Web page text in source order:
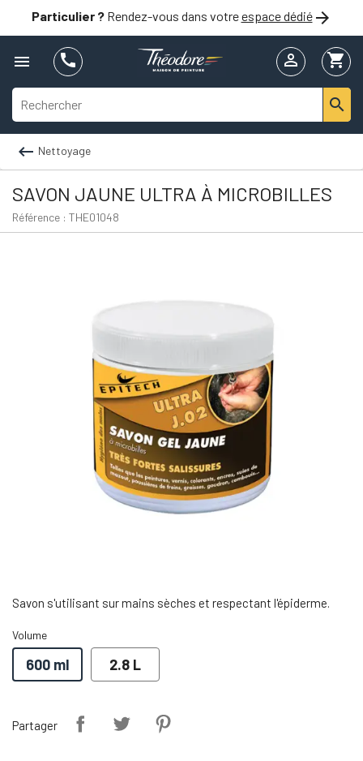
Particulier ?Rendez-vous dans votreespace dédié
  shopping_cart


 Nettoyage
SAVON JAUNE ULTRA À MICROBILLES
Référence : THE01048
Savon s'utilisant sur mains sèches et respectant l'épiderme.
Volume
600 ml 2.8 L
Partager